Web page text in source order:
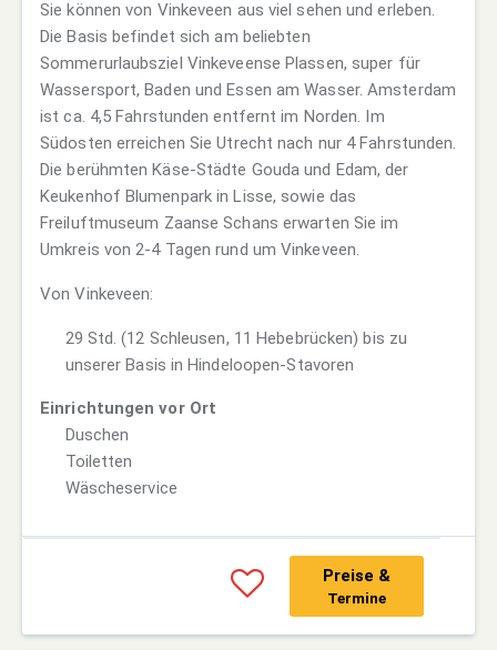
Sie können von Vinkeveen aus viel sehen und erleben.
Die Basis befindet sich am beliebten
Sommerurlaubsziel Vinkeveense Plassen, super für
Wassersport, Baden und Essen am Wasser. Amsterdam
ist ca. 4,5 Fahrstunden entfernt im Norden. Im
Südosten erreichen Sie Utrecht nach nur 4 Fahrstunden.
Die berühmten Käse-Städte Gouda und Edam, der
Keukenhof Blumenpark in Lisse, sowie das
Freiluftmuseum Zaanse Schans erwarten Sie im
Umkreis von 2-4 Tagen rund um Vinkeveen.
Von Vinkeveen:
29 Std. (12 Schleusen, 11 Hebebrücken) bis zu
unserer Basis in Hindeloopen-Stavoren
Einrichtungen vor Ort
Duschen
Toiletten
Wäscheservice
Preise &
Termine